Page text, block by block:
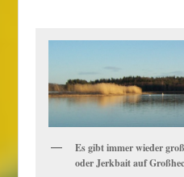
Es gibt immer wieder
oder Jerkbait auf